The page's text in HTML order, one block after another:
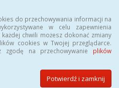
do przechowywania informacji na
w celu zapewnienia
chwili możesz dokonać zmiany
cookies w Twojej przeglądarce.
zgodę na przechowywanie plików
Potwierdź i zamknij
PUBLICZNEJ
Opola